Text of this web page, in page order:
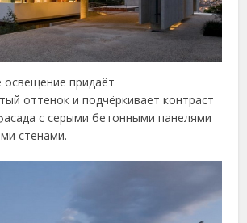
придаёт
оттенок и подчёркивает контраст
с серыми бетонными панелями
стенами.